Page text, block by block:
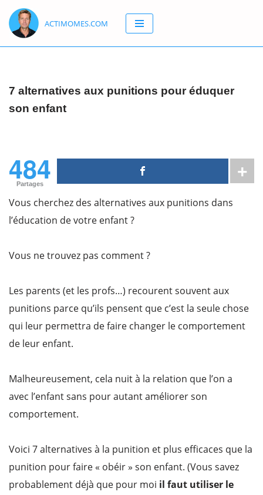
Aller
au
ACTIMOMES.COM
7 alternatives aux punitions pour éduquer
son enfant
484
Partages
Vous cherchez des alternatives aux punitions dans
l’éducation de votre enfant ?
Vous ne trouvez pas comment ?
Les parents (et les profs…) recourent souvent aux
punitions parce qu’ils pensent que c’est la seule chose
qui leur permettra de faire changer le comportement
de leur enfant.
Malheureusement, cela nuit à la relation que l’on a
avec l’enfant sans pour autant améliorer son
comportement.
Voici 7 alternatives à la punition et plus efficaces que la
punition pour faire « obéir » son enfant. (Vous savez
probablement déjà que pour moi il faut utiliser le